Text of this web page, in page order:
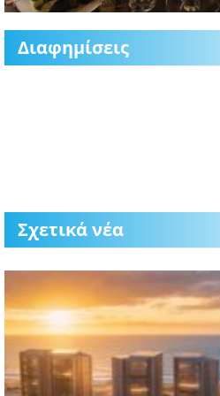
Διαφημίσεις
Σχετικά νέα